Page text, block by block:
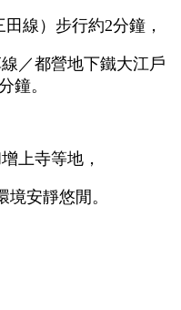
線）步行約2分鐘，
／都營地下鐵大江戶
鐘。
上寺等地，
安靜悠閒。